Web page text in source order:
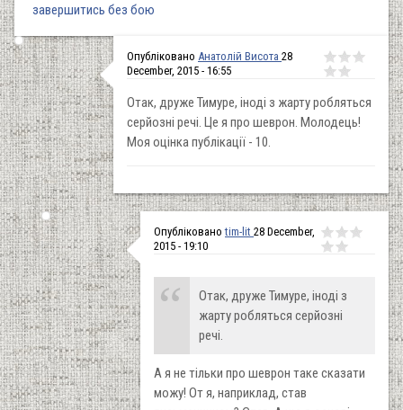
завершитись без бою
Опубліковано Анатолій Висота 28
December, 2015 - 16:55
Отак, друже Тимуре, іноді з жарту робляться
серйозні речі. Це я про шеврон. Молодець!
Моя оцінка публікації - 10.
Опублікованоtim-lit 28 December,
2015 - 19:10
Отак, друже Тимуре, іноді з
жарту робляться серйозні
речі.
А я не тільки про шеврон таке сказати
можу! От я, наприклад, став